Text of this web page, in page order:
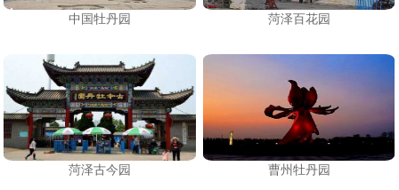
中国牡丹园 菏泽百花园
菏泽古今园 曹州牡丹园